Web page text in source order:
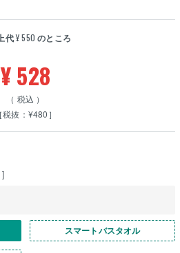
代¥550 のところ
¥528
税込
［税抜：¥480］
スマートバスタオル